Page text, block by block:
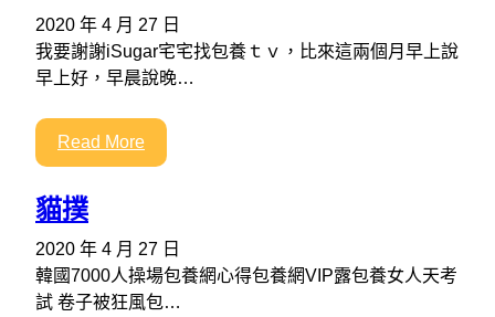
2020 年 4 月 27 日
我要謝謝iSugar宅宅找包養ｔｖ，比來這兩個月早上說
早上好，早晨說晚…
Read More
貓撲
2020 年 4 月 27 日
韓國7000人操場包養網心得包養網VIP露包養女人天考
試 卷子被狂風包…